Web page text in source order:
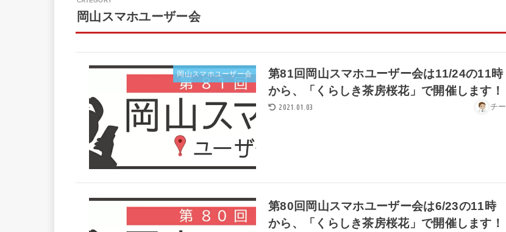
岡山スマホユーザー会
岡山スマホユーザー会
第81回岡山スマホユーザー会は11/24の11時
から、「くらしき茶房桜花」で開催します！
2021.01.03 チー
第80回岡山スマホユーザー会は6/23の11時
から、「くらしき茶房桜花」で開催します！